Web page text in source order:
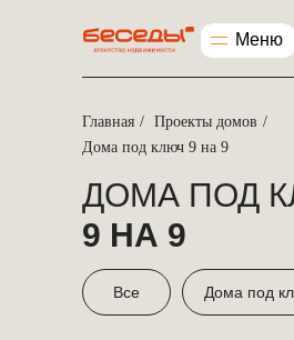
Меню
Меню
Главная / Проекты домов /
Дома под ключ 9 на 9
ДОМА ПОД
9 НА 9
Дома под
Все